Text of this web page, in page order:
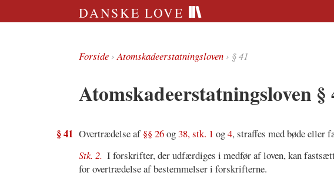
DANSKE LOVE
Forside›Atomskadeerstatningsloven› § 41
Atomskadeerstatningsloven §
§ 41 Overtrædelse af§§ 26og38, stk. 1 og4, straffes med bøde eller
Stk. 2. I forskrifter, der udfærdiges i medfør af loven, kan
for overtrædelse af bestemmelser i forskrifterne.